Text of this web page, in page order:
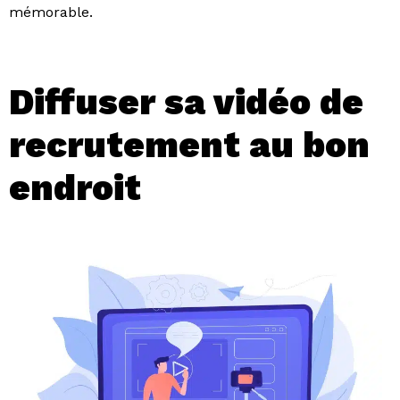
mémorable.
Diffuser sa vidéo de
recrutement au bon
endroit